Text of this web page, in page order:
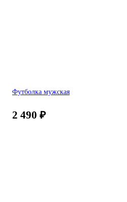
Футболка мужская
2 490 ₽